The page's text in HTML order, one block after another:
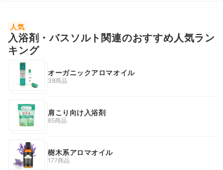
人気
入浴剤・バスソルト関連のおすすめ人気ラン
キング
オーガニックアロマオイル
38商品
肩こり向け入浴剤
85商品
樹木系アロマオイル
177商品